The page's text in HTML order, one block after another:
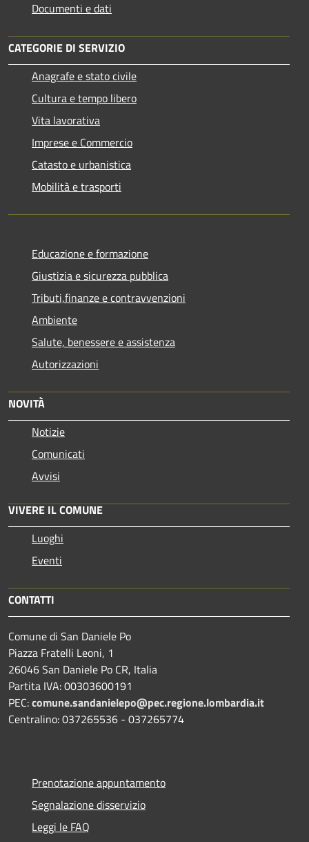
Documenti e dati
CATEGORIE DI SERVIZIO
Anagrafe e stato civile
Cultura e tempo libero
Vita lavorativa
Imprese e Commercio
Catasto e urbanistica
Mobilità e trasporti
Educazione e formazione
Giustizia e sicurezza pubblica
Tributi,finanze e contravvenzioni
Ambiente
Salute, benessere e assistenza
Autorizzazioni
NOVITÀ
Notizie
Comunicati
Avvisi
VIVERE IL COMUNE
Luoghi
Eventi
CONTATTI
Comune di San Daniele Po
Piazza Fratelli Leoni, 1
26046 San Daniele Po CR, Italia
Partita IVA: 00303600191
PEC:comune.sandanielepo@pec.regione.lombardia.it
Centralino: 037265536 - 037265774
Prenotazione appuntamento
Segnalazione disservizio
Leggi le FAQ